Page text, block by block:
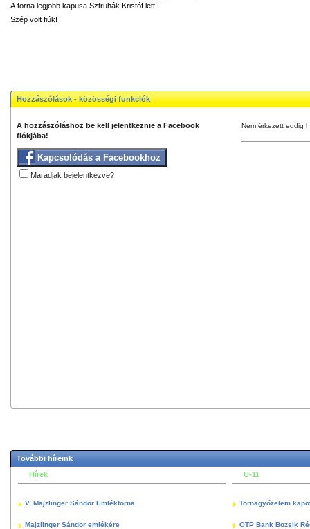
A torna legjobb kapusa Sztruhák Kristóf lett!
Szép volt fiúk!
Hozzászólások - közösségi funkciók
A hozzászóláshoz be kell jelentkeznie a Facebook
fiókjába!
Kapcsolódás a Facebookhoz
Maradjak bejelentkezve?
Nem érkezett eddig
További híreink
Hírek
V. Majzlinger Sándor Emléktorna
Majzlinger Sándor emlékére
U-11
Tornagyőzelem
OTP Bank Bozsik